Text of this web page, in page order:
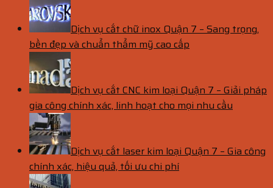
Dịch vụ cắt chữ inox Quận 7 – Sang trọng,
bền đẹp và chuẩn thẩm mỹ cao cấp
Dịch vụ cắt CNC kim loại Quận 7 – Giải pháp
gia công chính xác, linh hoạt cho mọi nhu cầu
Dịch vụ cắt laser kim loại Quận 7 – Gia công
chính xác, hiệu quả, tối ưu chi phí